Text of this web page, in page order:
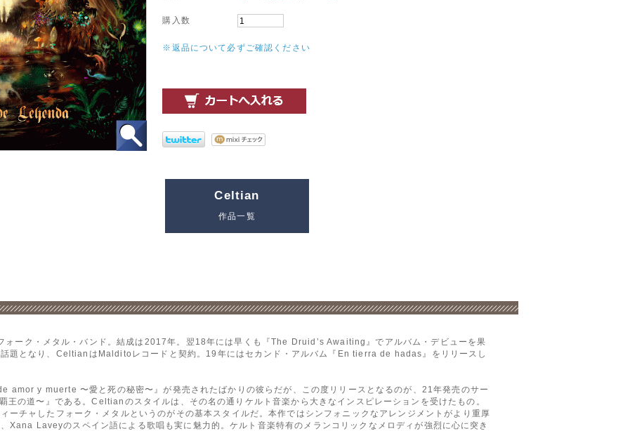
購入数
※返品について必ずご確認ください
Celtian
作品一覧
ーク・メタル・バンド。結成は2017年。翌18年には早くも『The Druid’s Awaiting』でアルバム・デビューを果
題となり、CeltianはMalditoレコードと契約。19年にはセカンド・アルバム『En tierra de hadas』をリリースし
amor y muerte 〜愛と死の秘密〜』が発売されたばかりの彼らだが、この度リリースとなるのが、21年発売のサー
の道〜』である。Celtianのスタイルは、その名の通りケルト音楽から大きなインスピレーションを受けたもの。
ーチャしたフォーク・メタルというのがその基本スタイルだ。本作ではシンフォニックなアレンジメントがより重厚
Xana Laveyのスペイン語による歌唱も実に魅力的。ケルト音楽特有のメランコリックなメロディが強烈に心に突き